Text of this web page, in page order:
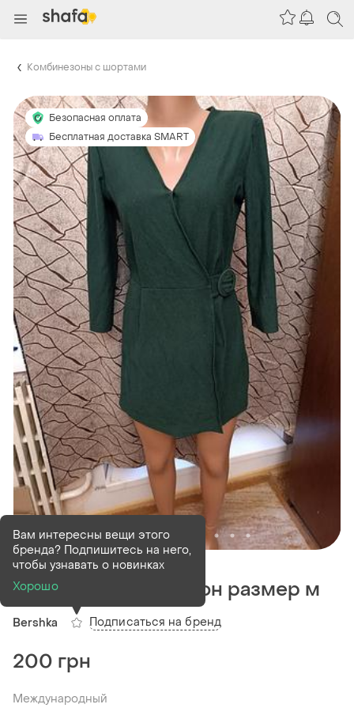
Комбинезоны с шортами
Безопасная оплата
Бесплатная доставка SMART
В наличии 1 шт
Женский комбинезон размер м
Bershka
Вам интересны вещи этого
бренда? Подпишитесь на него,
чтобы узнавать о новинках
Хорошо
Подписаться на бренд
200 грн
Международный